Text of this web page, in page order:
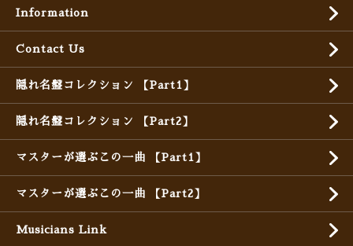
Information
Contact Us
隠れ名盤コレクション 【Part1】
隠れ名盤コレクション 【Part2】
マスターが選ぶこの一曲 【Part1】
マスターが選ぶこの一曲 【Part2】
Musicians Link